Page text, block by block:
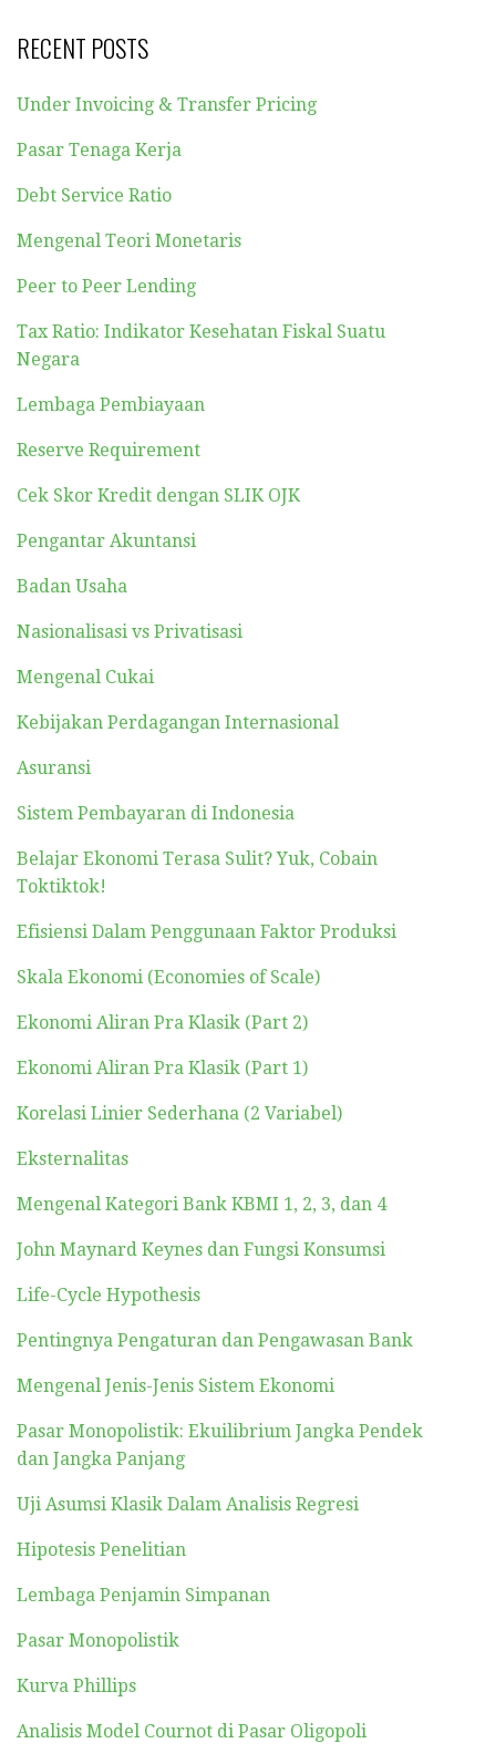
RECENT POSTS
Under Invoicing & Transfer Pricing
Pasar Tenaga Kerja
Debt Service Ratio
Mengenal Teori Monetaris
Peer to Peer Lending
Tax Ratio: Indikator Kesehatan Fiskal Suatu
Negara
Lembaga Pembiayaan
Reserve Requirement
Cek Skor Kredit dengan SLIK OJK
Pengantar Akuntansi
Badan Usaha
Nasionalisasi vs Privatisasi
Mengenal Cukai
Kebijakan Perdagangan Internasional
Asuransi
Sistem Pembayaran di Indonesia
Belajar Ekonomi Terasa Sulit? Yuk, Cobain
Toktiktok!
Efisiensi Dalam Penggunaan Faktor Produksi
Skala Ekonomi (Economies of Scale)
Ekonomi Aliran Pra Klasik (Part 2)
Ekonomi Aliran Pra Klasik (Part 1)
Korelasi Linier Sederhana (2 Variabel)
Eksternalitas
Mengenal Kategori Bank KBMI 1, 2, 3, dan 4
John Maynard Keynes dan Fungsi Konsumsi
Life-Cycle Hypothesis
Pentingnya Pengaturan dan Pengawasan Bank
Mengenal Jenis-Jenis Sistem Ekonomi
Pasar Monopolistik: Ekuilibrium Jangka Pendek
dan Jangka Panjang
Uji Asumsi Klasik Dalam Analisis Regresi
Hipotesis Penelitian
Lembaga Penjamin Simpanan
Pasar Monopolistik
Kurva Phillips
Analisis Model Cournot di Pasar Oligopoli